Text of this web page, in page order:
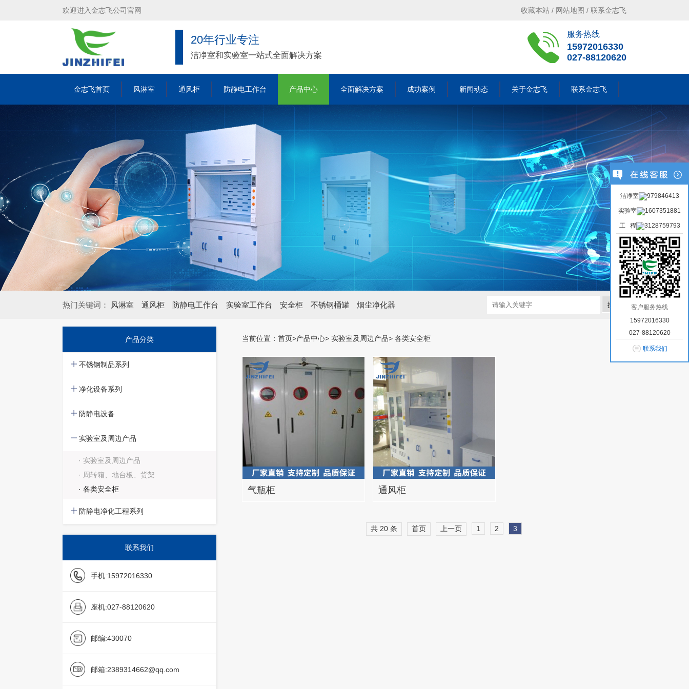
欢迎进入金志飞公司官网 收藏本站 / 网站地图 / 联系金志飞
20年行业专注
洁净室和实验室一站式全面解决方案
服务热线
15972016330
027-88120620
金志飞首页 风淋室 通风柜 防静电工作台 产品中心 全面解决方案 成功案例 新闻动态 关于金志飞 联系金志飞
热门关键词： 风淋室 通风柜 防静电工作台 实验室工作台 安全柜 不锈钢桶罐 烟尘净化器 搜索
产品分类
不锈钢制品系列
净化设备系列
防静电设备
实验室及周边产品
· 实验室及周边产品
· 周转箱、地台板、货架
· 各类安全柜
防静电净化工程系列
联系我们
手机:15972016330
座机:027-88120620
邮编:430070
邮箱:2389314662@qq.com
当前位置： 首页>产品中心> 实验室及周边产品> 各类安全柜
气瓶柜 通风柜
共 20 条 首页 上一页 1 2 3
洁净室
实验室
工 程
客户服务热线
15972016330
027-88120620
联系我们